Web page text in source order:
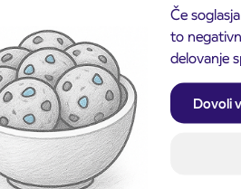
Če
to
delovanje
Dovoli
2026dijaških
IJPP
za šolsko leto
se začne 21.